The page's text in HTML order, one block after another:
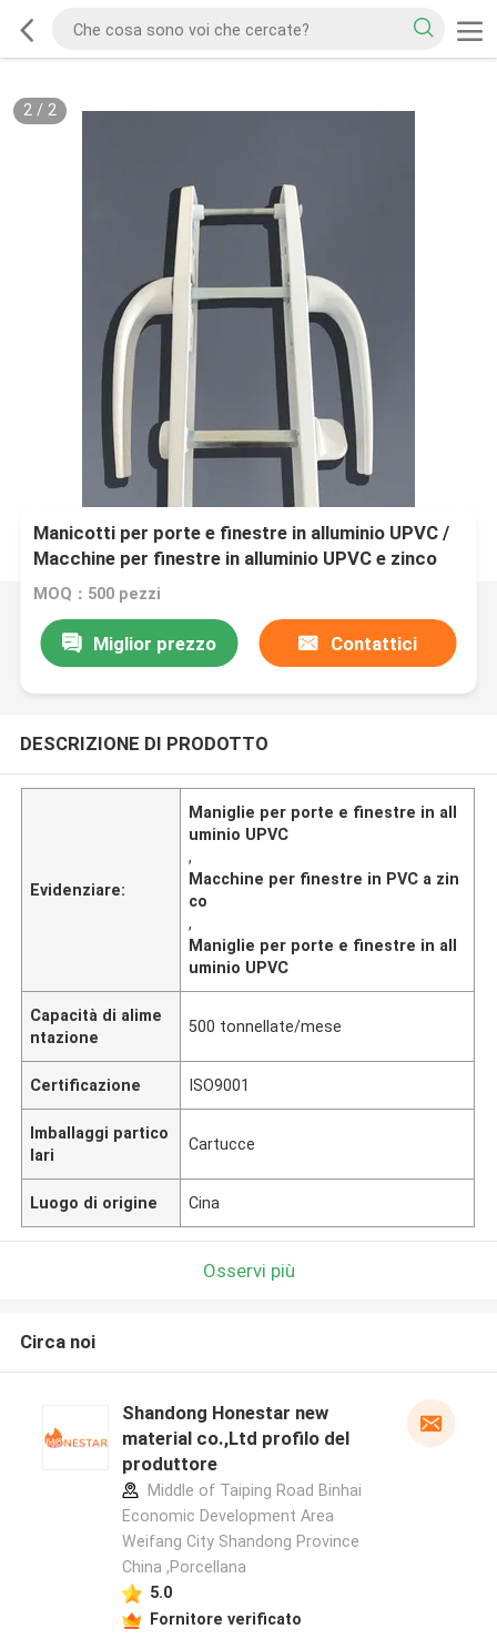
2/ 2
Manicotti per porte e finestre in alluminio UPVC /
Macchine per finestre in alluminio UPVC e zinco
MOQ：500 pezzi
Miglior prezzo Contattici
DESCRIZIONE DI PRODOTTO
Evidenziare:
Maniglie per porte e finestre in all
uminio UPVC
,
Macchine per finestre in PVC a zin
co
,
Maniglie per porte e finestre in all
uminio UPVC
Capacità di alime
ntazione
500 tonnellate/mese
Certificazione ISO9001
Imballaggi partico
lari
Cartucce
Luogo di origine Cina
Osservi più
Circa noi
Shandong Honestar new
material co.,Ltd profilo del
produttore
Middle of Taiping Road Binhai
Economic Development Area
Weifang City Shandong Province
China ,Porcellana
5.0
Fornitore verificato